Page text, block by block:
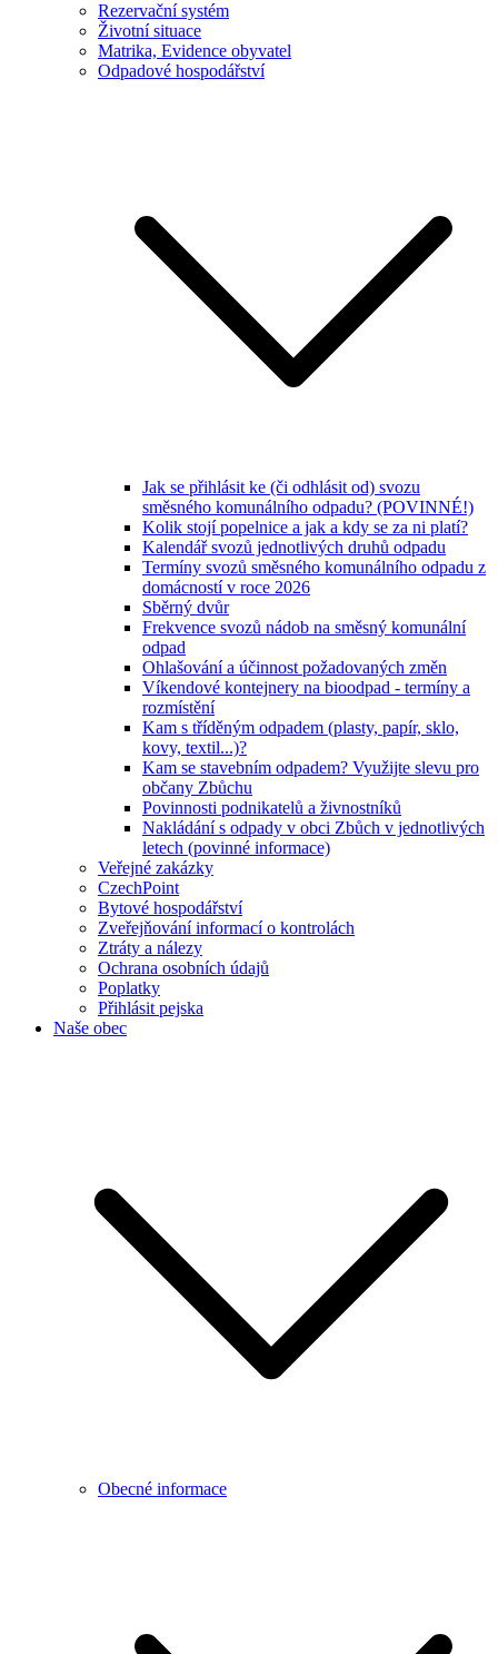
Rezervační systém
Životní situace
Matrika, Evidence obyvatel
Odpadové hospodářství
Jak se přihlásit ke (či odhlásit od) svozu
směsného komunálního odpadu? (POVINNÉ!)
Kolik stojí popelnice a jak a kdy se za ni platí?
Kalendář svozů jednotlivých druhů odpadu
Termíny svozů směsného komunálního odpadu z
domácností v roce 2026
Sběrný dvůr
Frekvence svozů nádob na směsný komunální
odpad
Ohlašování a účinnost požadovaných změn
Víkendové kontejnery na bioodpad - termíny a
rozmístění
Kam s tříděným odpadem (plasty, papír, sklo,
kovy, textil...)?
Kam se stavebním odpadem? Využijte slevu pro
občany Zbůchu
Povinnosti podnikatelů a živnostníků
Nakládání s odpady v obci Zbůch v jednotlivých
letech (povinné informace)
Veřejné zakázky
CzechPoint
Bytové hospodářství
Zveřejňování informací o kontrolách
Ztráty a nálezy
Ochrana osobních údajů
Poplatky
Přihlásit pejska
Naše obec
Obecné informace